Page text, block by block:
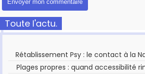
Toute l'actu.
Rétablissement Psy : le contact à la
Plages propres : quand accessibilité